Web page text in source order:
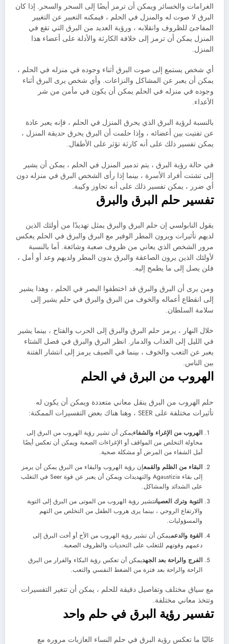
الغرامات والخسائر ويمكن أن ترمز أيضًا إلى السحر والسحر. إذا كان
البرق لا صوت له والمنزل في الحلم ، فيمكنه التعبير عن التغيير
المفاجئ للظروف وانقلابه ، ورؤية العديد من البرق التي تقع في
المنزل يمكن أن ترمز إلى خلافة الكارثة والأدلة على أعضاء هذا
المنزل.
أي شخص يستمع إلى صوت البرق أثناء وجوده في منزله في الحلم ،
يمكن أن يعبر عن المشاكل والنزاعات. وأي شخص يرى البرق أثناء
وجوده في منزله في الحلم يمكن أن يكون في مأمن من شر
الأعداء.
بالنسبة لرؤية البرق الذي يحرق المنزل في الحلم ، فإنه يعبر عادة
عن تفتيت بين أعضائه ، وإذا حلمت أن البرق يحرق حديقة المنزل ،
يمكن تفسير ذلك على أنه كارثة تؤثر على الأطفال.
في حالة رؤية البرق ، يتم تدمير المنزل في الحلم ، يمكن أن يشير
إلى تشتت أفراد الأسرة ، بينما إذا رأى الشخص البرق في منزله دون
أي ضرر ، يمكن تفسير ذلك على أنه تجاوز وكيبة.
تفسير حلم البرق والبرق
يقول النابولسي إن حلم البرق والبرق يمثل تهديدًا من أولئك الذين
لديهم تأثيرات ويرون المطر الوفير مع البرق والبرق في الحلم يعكس
مرور الشخص الذي يعاني من ظروف صعبة وشائعة. أما بالنسبة
لأولئك الذين يرون الصاعقة والبرق بدون المطر ولديهم وعد أو أمل ،
فلن يصل إلى ما يطمح إليه.
ومن يرى أن البرق والبرق قد اختطفوا البصر في الحلم ، وهذا يشير
إلى انقطاع أعماله والخوف من البرق والبرق في حلم يشير إلى
سلامة السلطان.
خلال النهار ، يرمز حلم البرق والبرق إلى الحرب والفتاح ، بينما يشير
في الليل إلى العذاب والدمار. انظر البرق والبرق في فصل الشتاء
يعبر عن التعب والخوف ، بينما في الصيف يرمز إلى انتشار الفتنة
بين الناس.
الهروب من البرق في الحلم
حلم الهروب من البرق ينقل معاني متعددة ويمكن أن يكون له
تأثيرات مختلفة على SEER ، وهنا هناك بعض التفسيرات الممكنة:
الهروب من الإغراء والشفاءيمكن أن تشير رؤية الهروب من البرق إلى
محاولة التخلص من المواقف أو الإغراءات الصعبة ويمكن أن تعكس أيضًا
أمل الشفاء من المرض أو مشكلة صحية.
البقاء من الظلم والقمعإن رؤية الهروب والبقاء من البرق يمكن أن يرمز
إلى بقاء Agaustizia والتهديدات ويمكن أن يعبر عن قوة Seer في التغلب
على الشدائد والمشاكل.
التوبة وترك العصيانتشير رؤية الهروب من الموتى من البرق إلى التوبة
والارتفاع الروحي ، بينما يرى هروب الطفل من التخلص من التهم
والمسؤوليات.
القوة والدعميمكن أن تشير رؤية الهروب من الأخ أو أخت البرق إلى
دعمهم وقوتهم للتغلب على التحديات والظروف الصعبة.
الفرج والراحة بعد الجهديمكن أن تعكس رؤية البكاء والفرار من البرق
الراحة والراحة بعد فترة من الضغط النفسي والتعب.
مع سياق مختلف وتفاصيل دقيقة للحلم ، يمكن أن تتغير التفسيرات
وتتخذ معاني مختلفة.
تفسير رؤية البرق في حلم واحد
غالبًا ما تعكس رؤية البرق في حلم النساء العازبات مروره مع